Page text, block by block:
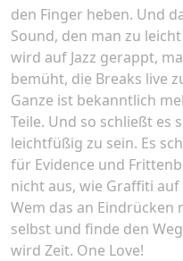
den Finger heben. Und
Sound, den man zu
wird auf Jazz gerappt,
bemüht, die Breaks live
Ganze ist bekanntlich
Teile. Und so schließt es
leichtfüßig zu sein. Es
für Evidence und
nicht aus, wie Graffiti
Wem das an Eindrücken
selbst und finde den
wird Zeit. One Love!